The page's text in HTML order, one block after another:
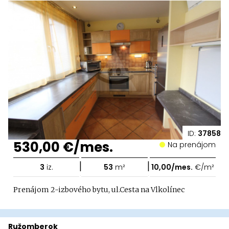
ID: 37858
530,00 €/mes. Na prenájom
3 iz. | 53 m² | 10,00/mes. €/m²
Prenájom 2-izbového bytu, ul.Cesta na Vlkolínec
Ružomberok